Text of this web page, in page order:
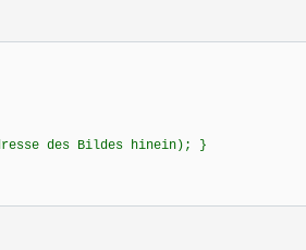
des Bildes hinein); }